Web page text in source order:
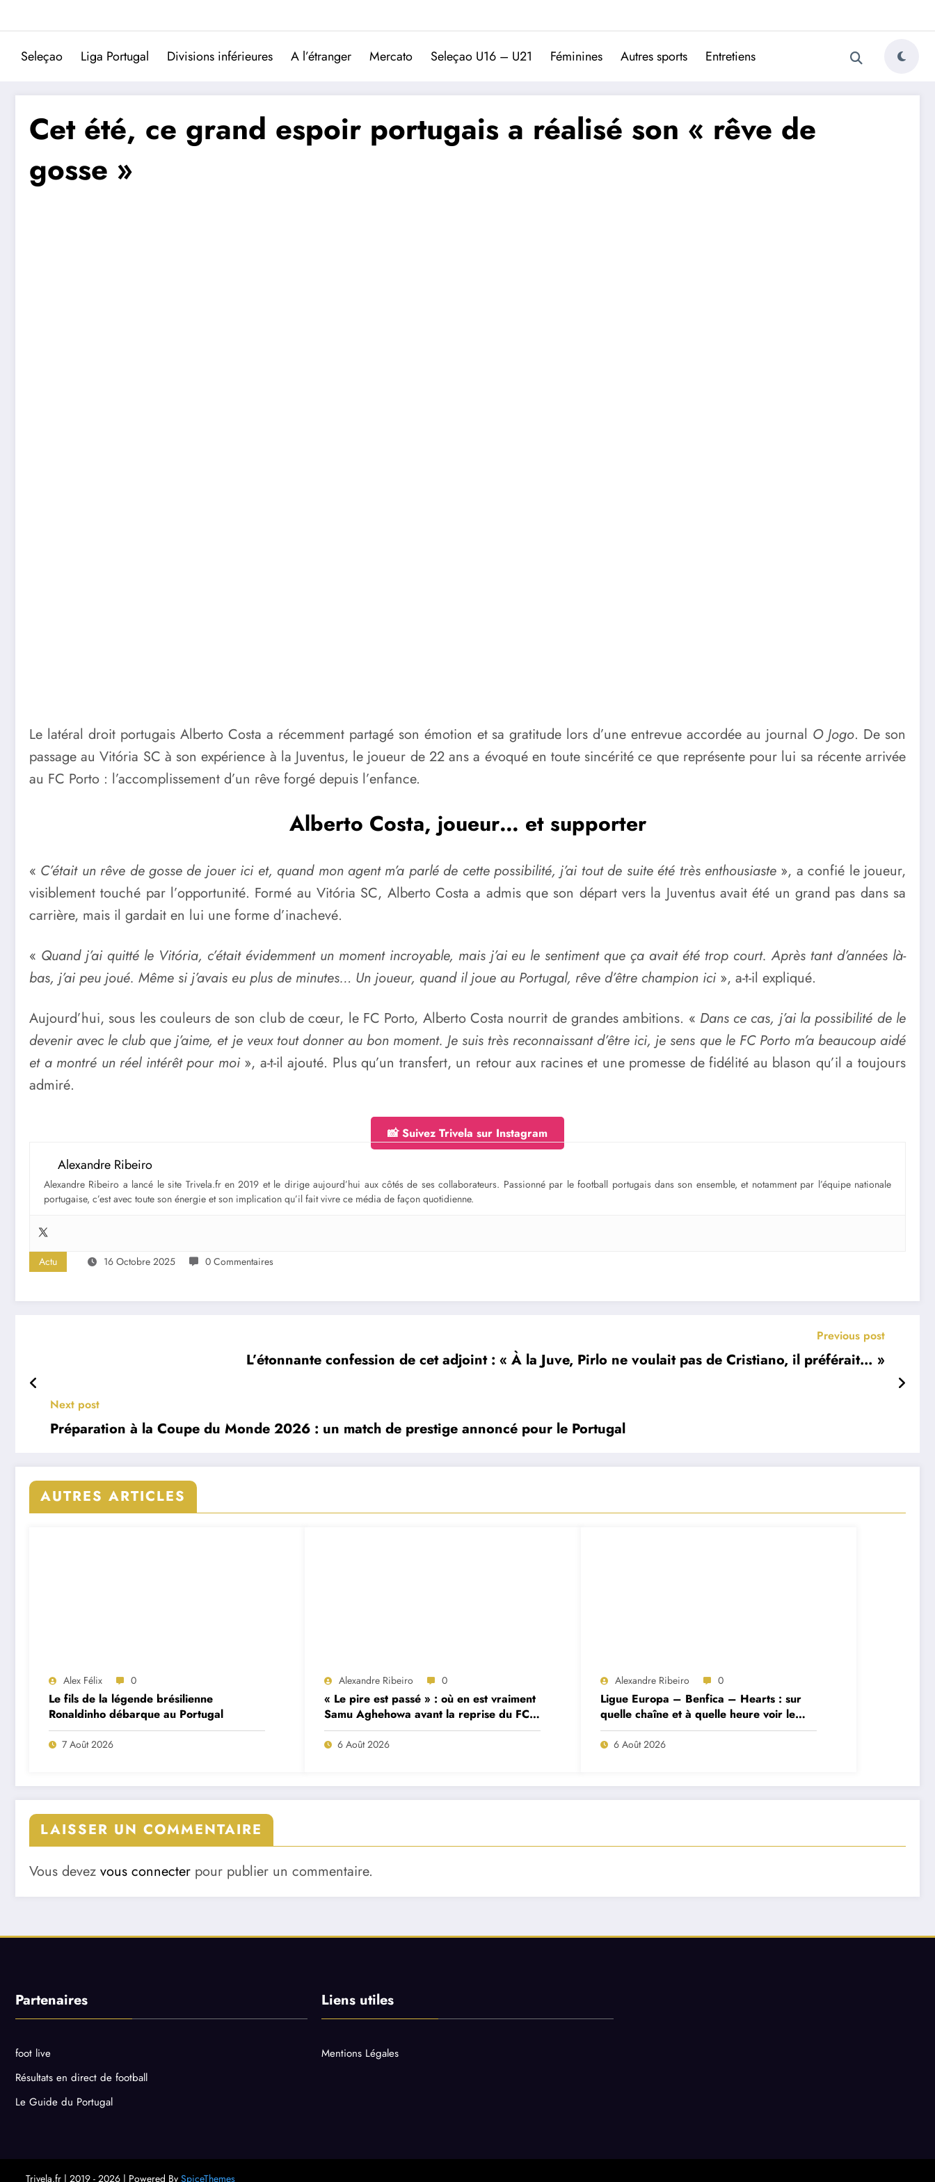
Trivela
L'actualité du football portugais
Seleçao Liga Portugal Divisions inférieures A l’étranger Mercato Seleçao U16 – U21 Féminines Autres sports Entretiens
Cet été, ce grand espoir portugais a réalisé son « rêve de
gosse »
Le latéral droit portugais Alberto Costa a récemment partagé son émotion et sa gratitude lors d’une entrevue accordée au journal O Jogo. De son
passage au Vitória SC à son expérience à la Juventus, le joueur de 22 ans a évoqué en toute sincérité ce que représente pour lui sa récente arrivée
au FC Porto : l’accomplissement d’un rêve forgé depuis l’enfance.
Alberto Costa, joueur… et supporter
« C’était un rêve de gosse de jouer ici et, quand mon agent m’a parlé de cette possibilité, j’ai tout de suite été très enthousiaste», a confié le joueur,
visiblement touché par l’opportunité. Formé au Vitória SC, Alberto Costa a admis que son départ vers la Juventus avait été un grand pas dans sa
carrière, mais il gardait en lui une forme d’inachevé.
« Quand j’ai quitté le Vitória, c’était évidemment un moment incroyable, mais j’ai eu le sentiment que ça avait été trop court. Après tant d’années là-
bas, j’ai peu joué. Même si j’avais eu plus de minutes… Un joueur, quand il joue au Portugal, rêve d’être champion ici», a-t-il expliqué.
Aujourd’hui, sous les couleurs de son club de cœur, le FC Porto, Alberto Costa nourrit de grandes ambitions. « Dans ce cas, j’ai la possibilité de le
devenir avec le club que j’aime, et je veux tout donner au bon moment. Je suis très reconnaissant d’être ici, je sens que le FC Porto m’a beaucoup aidé
et a montré un réel intérêt pour moi», a-t-il ajouté. Plus qu’un transfert, un retour aux racines et une promesse de fidélité au blason qu’il a toujours
admiré.
📸 Suivez Trivela sur Instagram
Alexandre Ribeiro
Alexandre Ribeiro a lancé le site Trivela.fr en 2019 et le dirige aujourd’hui aux côtés de ses collaborateurs. Passionné par le football portugais dans son ensemble, et notamment par l’équipe nationale
portugaise, c’est avec toute son énergie et son implication qu’il fait vivre ce média de façon quotidienne.
Actu 16 Octobre 2025 0 Commentaires
Previous post
L’étonnante confession de cet adjoint : « À la Juve, Pirlo ne voulait pas de Cristiano, il préférait… »
Next post
Préparation à la Coupe du Monde 2026 : un match de prestige annoncé pour le Portugal
AUTRES ARTICLES
Alex Félix 0
Le fils de la légende brésilienne
Ronaldinho débarque au Portugal
7 Août 2026
Alexandre Ribeiro 0
« Le pire est passé » : où en est vraiment
Samu Aghehowa avant la reprise du FC
Porto ?
6 Août 2026
Alexandre Ribeiro 0
Ligue Europa – Benfica – Hearts : sur
quelle chaîne et à quelle heure voir le
match ?
6 Août 2026
LAISSER UN COMMENTAIRE
Vous devez vous connecter pour publier un commentaire.
Partenaires
foot live
Résultats en direct de football
Le Guide du Portugal
Liens utiles
Mentions Légales
Trivela.fr | 2019 - 2026 | Powered By SpiceThemes